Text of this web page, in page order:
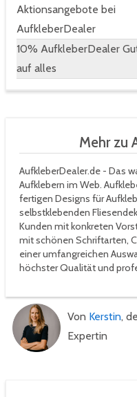
Aktionsangebote bei
AufkleberDealer
10% AufkleberDealer
auf alles
Mehr zu
AufkleberDealer.de - Das
Aufklebern im Web.
fertigen Designs für
selbstklebenden
Kunden mit konkreten
mit schönen Schriftarten,
einer umfangreichen
höchster Qualität und
Von Kerstin,
Expertin